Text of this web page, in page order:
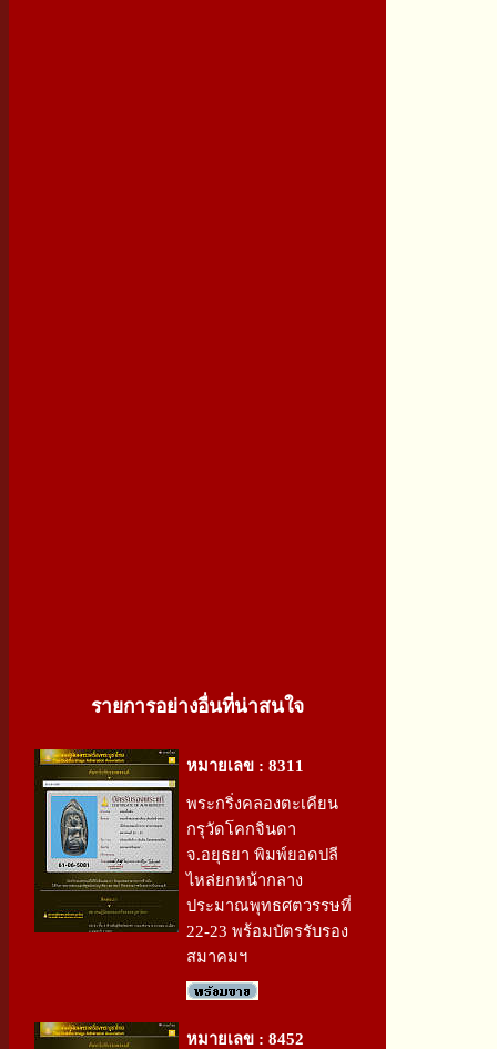
รายการอย่างอื่นที่น่าสนใจ
หมายเลข : 8311
พระกริ่งคลองตะเคียน
กรุวัดโคกจินดา
จ.อยุธยา พิมพ์ยอดปลี
ไหล่ยกหน้ากลาง
ประมาณพุทธศตวรรษที่
22-23 พร้อมบัตรรับรอง
สมาคมฯ
หมายเลข : 8452